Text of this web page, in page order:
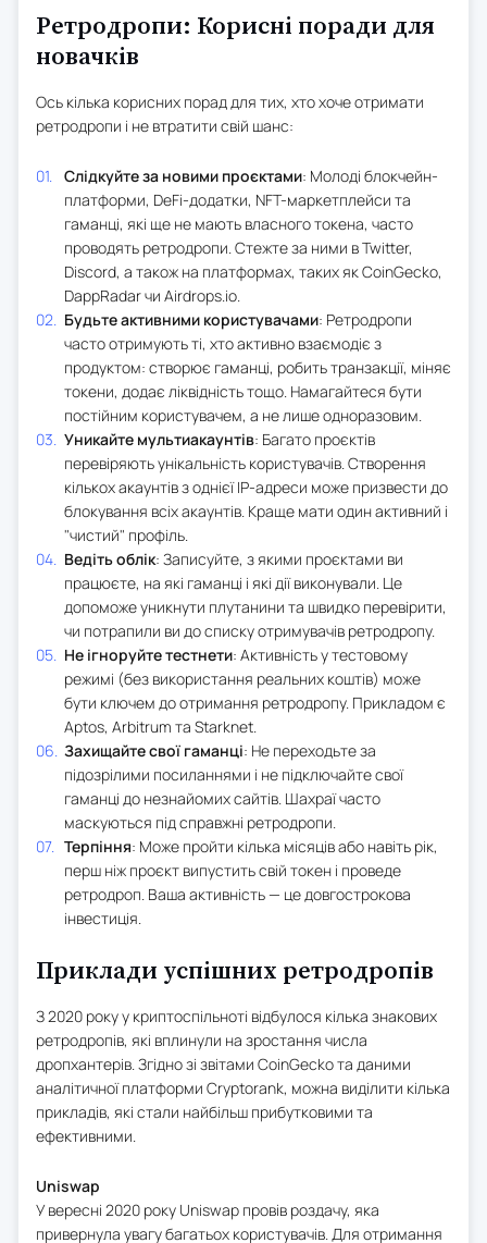
Ретродропи: Корисні поради для
новачків
Ось кілька корисних порад для тих, хто хоче отримати
ретродропи і не втратити свій шанс:
Слідкуйте за новими проєктами: Молоді блокчейн-
платформи, DeFi-додатки, NFT-маркетплейси та
гаманці, які ще не мають власного токена, часто
проводять ретродропи. Стежте за ними в Twitter,
Discord, а також на платформах, таких як CoinGecko,
DappRadar чи Airdrops.io.
Будьте активними користувачами: Ретродропи
часто отримують ті, хто активно взаємодіє з
продуктом: створює гаманці, робить транзакції, міняє
токени, додає ліквідність тощо. Намагайтеся бути
постійним користувачем, а не лише одноразовим.
Уникайте мультиакаунтів: Багато проєктів
перевіряють унікальність користувачів. Створення
кількох акаунтів з однієї IP-адреси може призвести до
блокування всіх акаунтів. Краще мати один активний і
"чистий" профіль.
Ведіть облік: Записуйте, з якими проєктами ви
працюєте, на які гаманці і які дії виконували. Це
допоможе уникнути плутанини та швидко перевірити,
чи потрапили ви до списку отримувачів ретродропу.
Не ігноруйте тестнети: Активність у тестовому
режимі (без використання реальних коштів) може
бути ключем до отримання ретродропу. Прикладом є
Aptos, Arbitrum та Starknet.
Захищайте свої гаманці: Не переходьте за
підозрілими посиланнями і не підключайте свої
гаманці до незнайомих сайтів. Шахраї часто
маскуються під справжні ретродропи.
Терпіння: Може пройти кілька місяців або навіть рік,
перш ніж проєкт випустить свій токен і проведе
ретродроп. Ваша активність — це довгострокова
інвестиція.
Приклади успішних ретродропів
З 2020 року у криптоспільноті відбулося кілька знакових
ретродропів, які вплинули на зростання числа
дропхантерів. Згідно зі звітами CoinGecko та даними
аналітичної платформи Cryptorank, можна виділити кілька
прикладів, які стали найбільш прибутковими та
ефективними.
Uniswap
У вересні 2020 року Uniswap провів роздачу, яка
привернула увагу багатьох користувачів. Для отримання